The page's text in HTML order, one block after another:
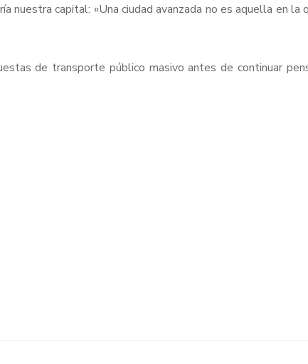
nuestra capital: «Una ciudad avanzada no es aquella en
de transporte público masivo antes de continuar